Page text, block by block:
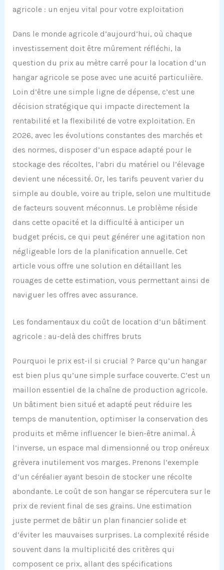
agricole : un enjeu vital pour votre exploitation
Dans le monde agricole d’aujourd’hui, où chaque
investissement doit être mûrement réfléchi, la
question du prix au mètre carré pour la location d’un
hangar agricole se pose avec une acuité particulière.
Loin d’être une simple ligne de dépense, c’est une
décision stratégique qui impacte directement la
rentabilité et la flexibilité de votre exploitation. En
2026, avec les évolutions constantes des marchés et
des normes, disposer d’un espace adapté pour le
stockage des récoltes, l’abri du matériel ou l’élevage
devient une nécessité. Or, les tarifs peuvent varier du
simple au double, voire au triple, selon une multitude
de facteurs souvent méconnus. Le problème réside
dans cette opacité et la difficulté à anticiper un
budget précis, ce qui peut générer une agitation non
négligeable lors de la planification annuelle. Cet
article vous offre une solution en détaillant les
rouages de cette estimation, vous permettant ainsi de
naviguer les offres avec assurance.
Les fondamentaux du coût de location d’un bâtiment
agricole : au-delà des chiffres bruts
Pourquoi le prix est-il si crucial ? Parce qu’un hangar
est bien plus qu’une simple surface couverte. C’est un
maillon essentiel de la chaîne de production agricole.
Un bâtiment bien situé et adapté peut réduire les
temps de manutention, optimiser la conservation des
produits et même influencer le bien-être animal. À
l’inverse, un espace mal dimensionné ou trop onéreux
grèvera inutilement vos marges. Prenons l’exemple
d’un céréalier ayant besoin de stocker une récolte
abondante. Le coût de son hangar se répercutera sur le
prix de revient final de ses grains. Une estimation
juste permet de bâtir un plan financier solide et
d’éviter les mauvaises surprises. La complexité réside
souvent dans la multiplicité des critères qui
composent ce prix, allant des spécifications